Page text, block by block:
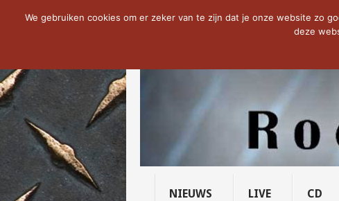
NOW TRENDING: THE VICIOUS HEAD SOCIETY...
NIEUWS LIVE CD
We gebruiken cookies om er zeker van te zijn dat je onze website zo
deze